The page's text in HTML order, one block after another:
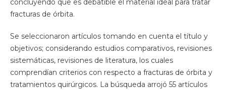
concluyendo que es debatible el material ideal para tratar
fracturas de órbita.
Se seleccionaron artículos tomando en cuenta el título y
objetivos; considerando estudios comparativos, revisiones
sistemáticas, revisiones de literatura, los cuales
comprendían criterios con respecto a fracturas de órbita y
tratamientos quirúrgicos. La búsqueda arrojó 55 artículos